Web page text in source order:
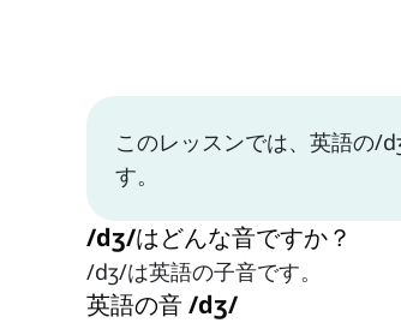
このレッスンでは、英語の/
す。
/dʒ/はどんな音ですか？
/dʒ/は英語の子音です。
英語の音 /dʒ/